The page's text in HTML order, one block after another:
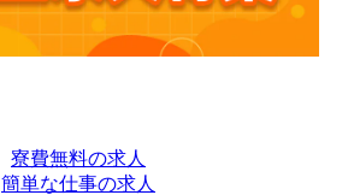
寮費無料の求人
簡単な仕事の求人